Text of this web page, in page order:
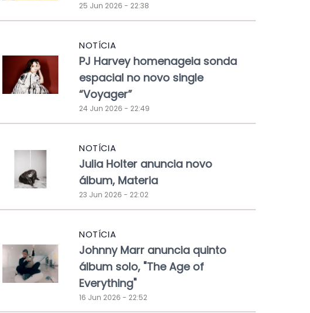
25 Jun 2026 - 22:38
NOTÍCIA
PJ Harvey homenageia sonda
espacial no novo single
“Voyager”
24 Jun 2026 - 22:49
NOTÍCIA
Julia Holter anuncia novo
álbum, Materia
23 Jun 2026 - 22:02
NOTÍCIA
Johnny Marr anuncia quinto
álbum solo, "The Age of
Everything"
16 Jun 2026 - 22:52